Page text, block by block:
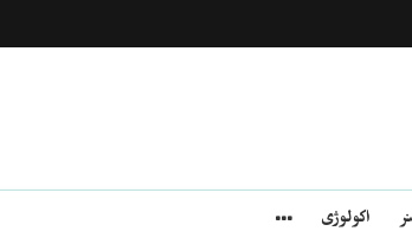
اکولوژی